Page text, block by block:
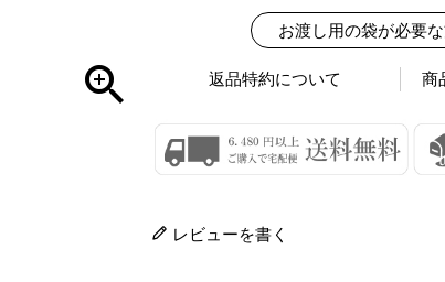
お渡し用の袋が必要
返品特約について 商
レビューを書く